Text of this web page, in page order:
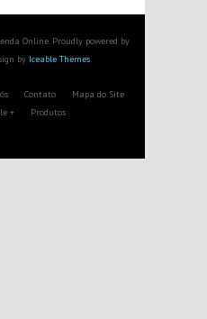
Online. Proudly powered by
by Iceable Themes.
Contato
Mapa do Site
+
Produtos